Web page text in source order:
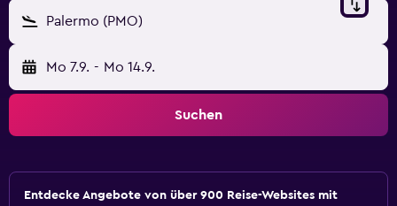
Palermo (PMO)
Mo 7.9. - Mo 14.9.
Suchen
Entdecke Angebote von über 900 Reise-Websites mit